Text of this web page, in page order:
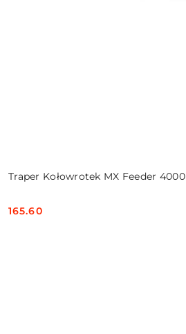
Traper Kołowrotek MX Feeder 4000
Cena:
165.60